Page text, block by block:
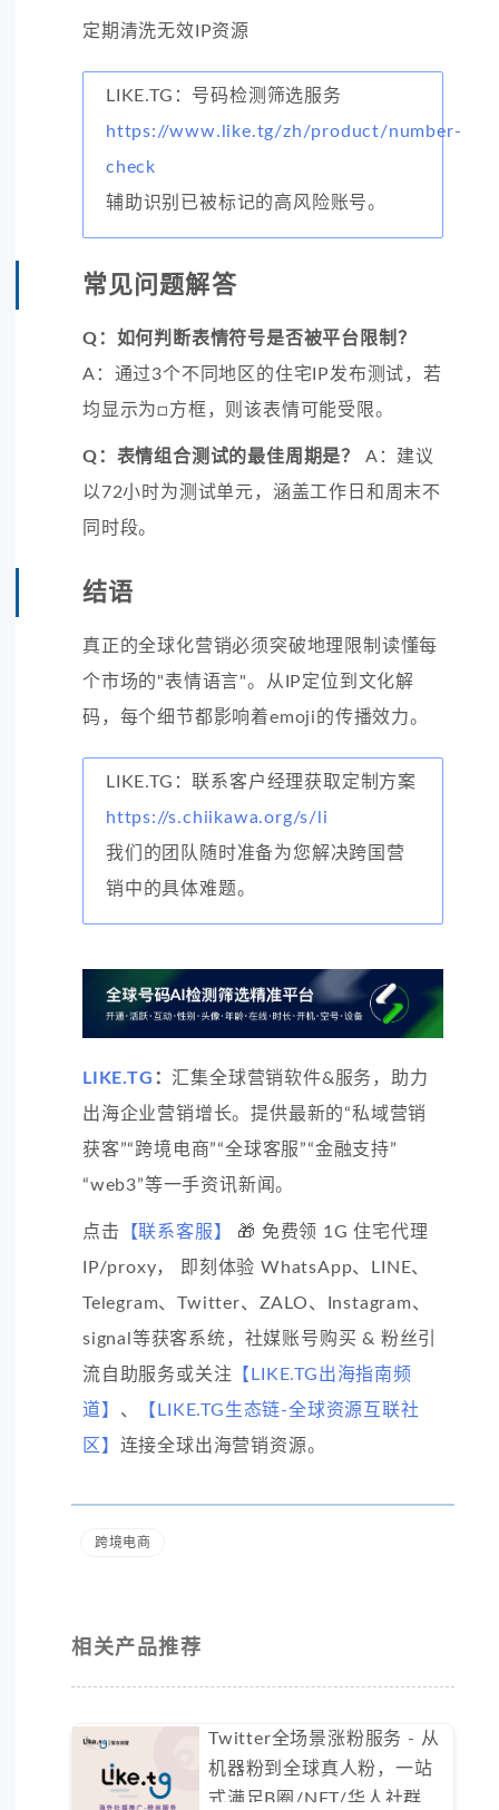
定期清洗无效IP资源
LIKE.TG：号码检测筛选服务
https://www.like.tg/zh/product/number-
check
辅助识别已被标记的高风险账号。
常见问题解答
Q：如何判断表情符号是否被平台限制？
A：通过3个不同地区的住宅IP发布测试，若
均显示为□方框，则该表情可能受限。
Q：表情组合测试的最佳周期是？
A：建议
以72小时为测试单元，涵盖工作日和周末不
同时段。
结语
真正的全球化营销必须突破地理限制读懂每
个市场的"表情语言"。从IP定位到文化解
码，每个细节都影响着emoji的传播效力。
LIKE.TG：联系客户经理获取定制方案
https://s.chiikawa.org/s/li
我们的团队随时准备为您解决跨国营
销中的具体难题。
LIKE.TG ： 汇集全球营销软件&服务，助力
出海企业营销增长。提供最新的“私域营销
获客”“跨境电商”“全球客服”“金融支持”
“web3”等一手资讯新闻。
点击 【联系客服】
🎁 免费领 1G 住宅代理
IP/proxy， 即刻体验 WhatsApp、LINE、
Telegram、Twitter、ZALO、Instagram、
signal等获客系统，社媒账号购买 & 粉丝引
流自助服务或关注 【LIKE.TG出海指南频
道】 、
【LIKE.TG生态链-全球资源互联社
区】 连接全球出海营销资源。
跨境电商
相关产品推荐
Twitter全场景涨粉服务 - 从
机器粉到全球真人粉，一站
式满足B圈/NFT/华人社群需